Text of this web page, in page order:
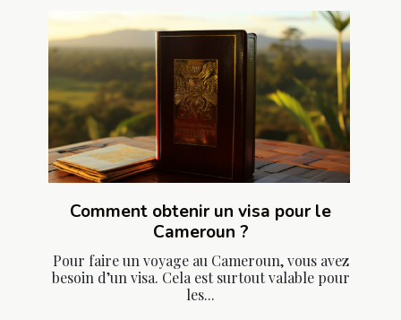
Comment obtenir un visa pour le
Cameroun ?
Pour faire un voyage au Cameroun, vous avez
besoin d’un visa. Cela est surtout valable pour
les...